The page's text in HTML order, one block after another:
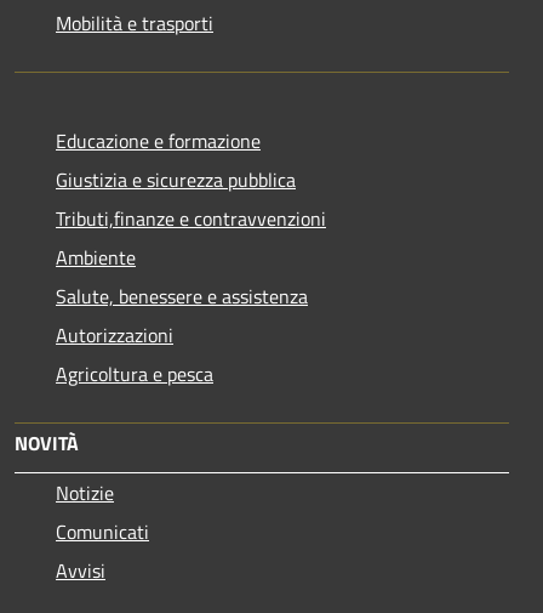
Mobilità e trasporti
Educazione e formazione
Giustizia e sicurezza pubblica
Tributi,finanze e contravvenzioni
Ambiente
Salute, benessere e assistenza
Autorizzazioni
Agricoltura e pesca
NOVITÀ
Notizie
Comunicati
Avvisi